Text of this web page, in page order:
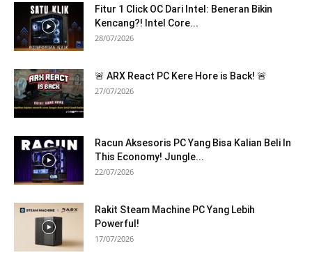
Fitur 1 Click OC Dari Intel: Beneran Bikin
Kencang?! Intel Core...
28/07/2026
🚨 ARX React PC Kere Hore is Back! 🚨
27/07/2026
Racun Aksesoris PC Yang Bisa Kalian Beli In
This Economy! Jungle...
22/07/2026
Rakit Steam Machine PC Yang Lebih
Powerful!
17/07/2026